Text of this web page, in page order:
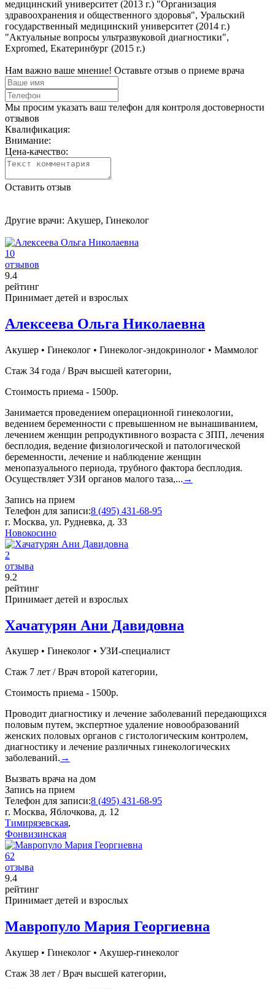
медицинский университет (2013 г.) "Организация
здравоохранения и общественного здоровья", Уральский
государственный медицинский университет (2014 г.)
"Актуальные вопросы ультразвуковой диагностики",
Expromed, Екатеринбург (2015 г.)
Нам важно ваше мнение! Оставьте отзыв о приеме врача
Мы просим указать ваш телефон для контроля достоверности
отзывов
Квалификация:
Внимание:
Цена-качество:
Оставить отзыв
Другие врачи: Акушер, Гинеколог
10
отзывов
9.4
рейтинг
Принимает детей и взрослых
Алексеева Ольга Николаевна
Акушер • Гинеколог • Гинеколог-эндокринолог • Маммолог
Стаж 34 года / Врач высшей категории,
Стоимость приема - 1500р.
Занимается проведением операционной гинекологии,
ведением беременности с превышенном не вынашиванием,
лечением женщин репродуктивного возраста с ЗПП, лечения
бесплодия, ведение физиологической и патологической
беременности, лечение и наблюдение женщин
менопазуального периода, трубного фактора бесплодия.
Осуществляет УЗИ органов малого таза,... →
Запись на прием
Телефон для записи:8 (495) 431-68-95
г. Москва, ул. Рудневка, д. 33
Новокосино
2
отзыва
9.2
рейтинг
Принимает детей и взрослых
Хачатурян Ани Давидовна
Акушер • Гинеколог • УЗИ-специалист
Стаж 7 лет / Врач второй категории,
Стоимость приема - 1500р.
Проводит диагностику и лечение заболеваний передающихся
половым путем, экспертное удаление новообразований
женских половых органов с гистологическим контролем,
диагностику и лечение различных гинекологических
заболеваний. →
Вызвать врача на дом
Запись на прием
Телефон для записи:8 (495) 431-68-95
г. Москва, Яблочкова, д. 12
Тимирязевская,
Фонвизинская
62
отзыва
9.4
рейтинг
Принимает детей и взрослых
Мавропуло Мария Георгиевна
Акушер • Гинеколог • Акушер-гинеколог
Стаж 38 лет / Врач высшей категории,